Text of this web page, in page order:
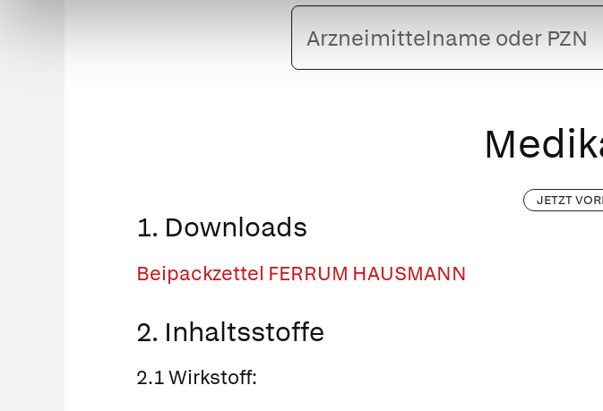
Arzneimittelname
oder
PZN
JETZT
1. Downloads
Beipackzettel FERRUM HAUSMANN
2. Inhaltsstoffe
2.1 Wirkstoff: